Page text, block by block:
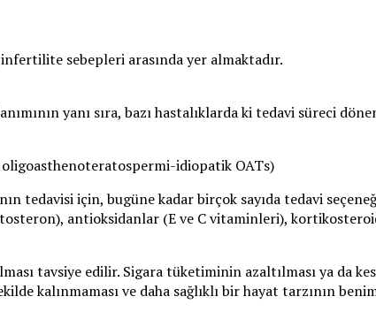
sebepleri arasında yer almaktadır.
yanı sıra, bazı hastalıklarda ki tedavi süreci
idiopatik OATs)
tedavisi için, bugüne kadar birçok sayıda tedavi
antioksidanlar (E ve C vitaminleri),
tavsiye edilir. Sigara tüketiminin azaltılması ya da
kalınmaması ve daha sağlıklı bir hayat tarzının